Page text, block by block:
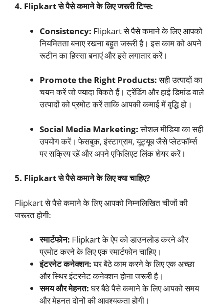
4. Flipkart से पैसे कमाने के लिए जरूरी टिप्स:
Consistency: Flipkart से पैसे कमाने के लिए आपको
नियमितता बनाए रखना बहुत जरूरी है। इस काम को अपने
रूटीन का हिस्सा बनाएं और इसे लगातार करें।
Promote the Right Products:सही उत्पादों का
चयन करें जो ज्यादा बिकते हैं। ट्रेंडिंग और हाई डिमांड वाले
उत्पादों को प्रमोट करें ताकि आपकी कमाई में वृद्धि हो।
Social Media Marketing:सोशल मीडिया का सही
उपयोग करें। फेसबुक, इंस्टाग्राम, यूट्यूब जैसे प्लेटफॉर्म्स
पर सक्रिय रहें और अपने एफिलिएट लिंक शेयर करें।
5. Flipkart से पैसे कमाने के लिए क्या चाहिए?
Flipkart से पैसे कमाने के लिए आपको निम्नलिखित चीजों की
जरूरत होगी:
स्मार्टफोन: Flipkart के ऐप को डाउनलोड करने और
प्रमोट करने के लिए एक स्मार्टफोन चाहिए।
इंटरनेट कनेक्शन:घर बैठे काम करने के लिए एक अच्छा
और स्थिर इंटरनेट कनेक्शन होना जरूरी है।
समय और मेहनत:घर बैठे पैसे कमाने के लिए आपको समय
और मेहनत दोनों की आवश्यकता होगी।